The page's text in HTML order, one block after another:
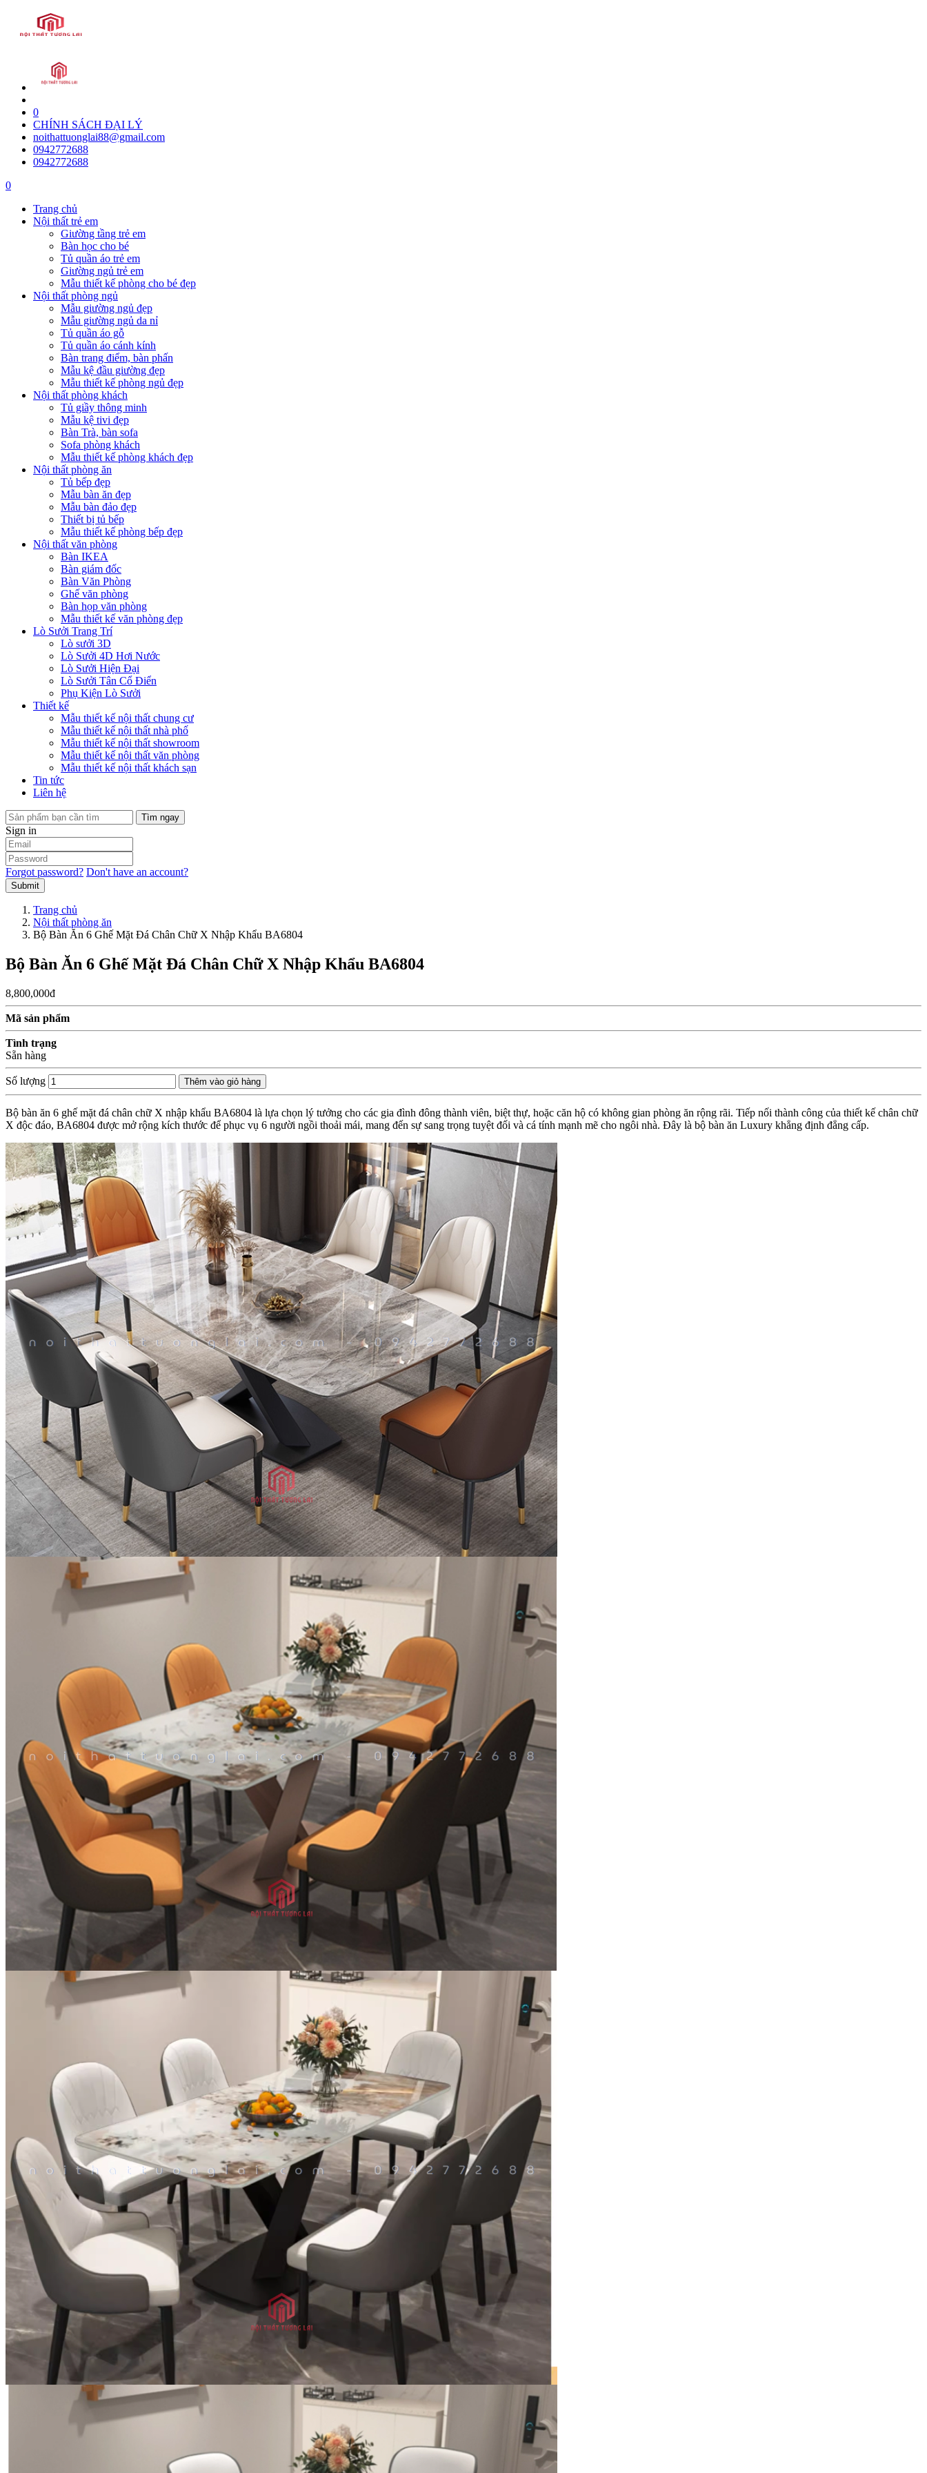
0
CHÍNH SÁCH ĐẠI LÝ
noithattuonglai88@gmail.com
0942772688
0942772688
0
Trang chủ
Nội thất trẻ em
Giường tầng trẻ em
Bàn học cho bé
Tủ quần áo trẻ em
Giường ngủ trẻ em
Mẫu thiết kế phòng cho bé đẹp
Nội thất phòng ngủ
Mẫu giường ngủ đẹp
Mẫu giường ngủ da nỉ
Tủ quần áo gỗ
Tủ quần áo cánh kính
Bàn trang điểm, bàn phấn
Mẫu kệ đầu giường đẹp
Mẫu thiết kế phòng ngủ đẹp
Nội thất phòng khách
Tủ giầy thông minh
Mẫu kệ tivi đẹp
Bàn Trà, bàn sofa
Sofa phòng khách
Mẫu thiết kế phòng khách đẹp
Nội thất phòng ăn
Tủ bếp đẹp
Mẫu bàn ăn đẹp
Mẫu bàn đảo đẹp
Thiết bị tủ bếp
Mẫu thiết kế phòng bếp đẹp
Nội thất văn phòng
Bàn IKEA
Bàn giám đốc
Bàn Văn Phòng
Ghế văn phòng
Bàn họp văn phòng
Mẫu thiết kế văn phòng đẹp
Lò Sưởi Trang Trí
Lò sưởi 3D
Lò Sưởi 4D Hơi Nước
Lò Sưởi Hiện Đại
Lò Sưởi Tân Cổ Điển
Phụ Kiện Lò Sưởi
Thiết kế
Mẫu thiết kế nội thất chung cư
Mẫu thiết kế nội thất nhà phố
Mẫu thiết kế nội thất showroom
Mẫu thiết kế nội thất văn phòng
Mẫu thiết kế nội thất khách sạn
Tin tức
Liên hệ
Tìm ngay
Sign in
Forgot password? Don't have an account?
Submit
Trang chủ
Nội thất phòng ăn
Bộ Bàn Ăn 6 Ghế Mặt Đá Chân Chữ X Nhập Khẩu BA6804
Bộ Bàn Ăn 6 Ghế Mặt Đá Chân Chữ X Nhập Khẩu BA6804
8,800,000đ
Mã sản phẩm
Tình trạng
Sẵn hàng
Số lượng Thêm vào giỏ hàng
Bộ bàn ăn 6 ghế mặt đá chân chữ X nhập khẩu BA6804 là lựa chọn lý tưởng cho các gia đình đông thành viên, biệt thự, hoặc căn hộ có không gian phòng ăn rộng rãi. Tiếp nối thành công của thiết kế chân chữ
X độc đáo, BA6804 được mở rộng kích thước để phục vụ 6 người ngồi thoải mái, mang đến sự sang trọng tuyệt đối và cá tính mạnh mẽ cho ngôi nhà. Đây là bộ bàn ăn Luxury khẳng định đẳng cấp.